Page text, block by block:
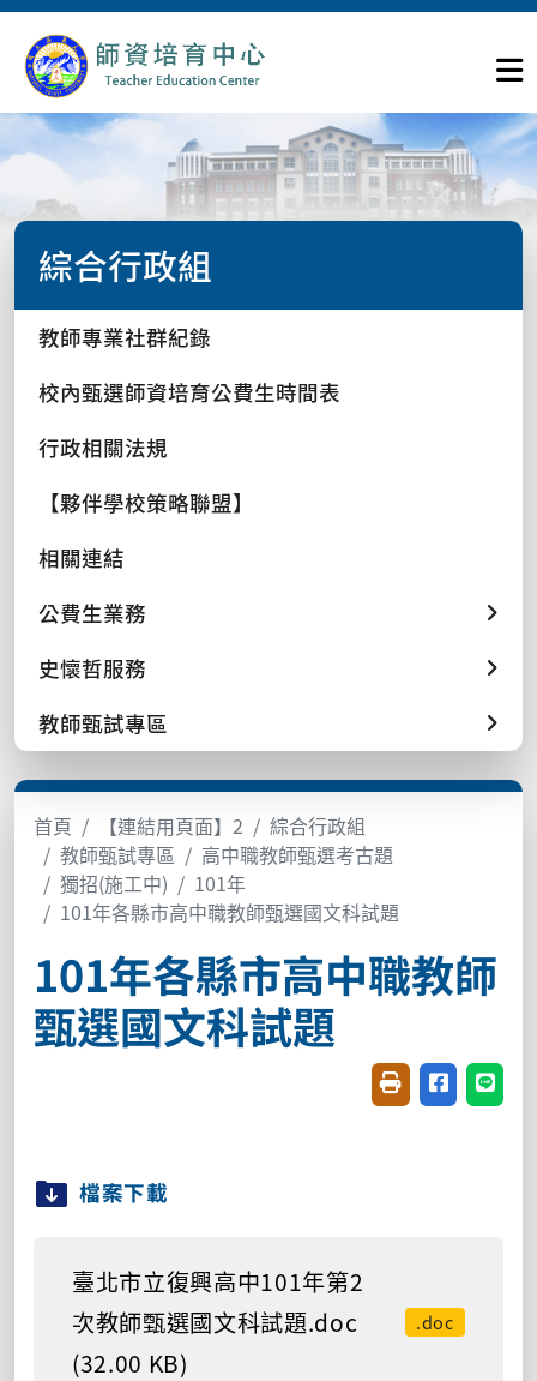
綜合行政組
教師專業社群紀錄
校內甄選師資培育公費生時間表
行政相關法規
【夥伴學校策略聯盟】
相關連結
公費生業務
史懷哲服務
教師甄試專區
首頁 【連結用頁面】2
綜合行政組
教師甄試專區
高中職教師甄選考古題
獨招(施工中)
101年
101年各縣市高中職教師甄選國文科試題
101年各縣市高中職教師
甄選國文科試題
友善列印(開新視
分享至臉書
分享
檔案下載
臺北市立復興高中101年第2
次教師甄選國文科試題.doc
(32.00 KB)
.doc